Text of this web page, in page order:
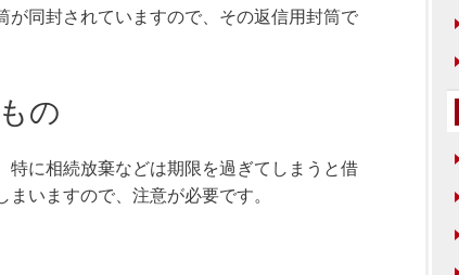
同封されていますので、その返信用封筒で
の
に相続放棄などは期限を過ぎてしまうと借
いますので、注意が必要です。